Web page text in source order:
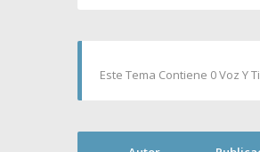
Este Tema Contiene 0 Voz Y